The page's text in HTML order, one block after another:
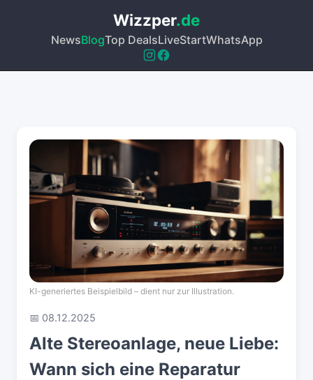
Wizzper.de
NewsBlogTop DealsLiveStartWhatsApp
KI-generiertes Beispielbild – dient nur zur Illustration.
📅 08.12.2025
Alte Stereoanlage, neue Liebe:
Wann sich eine Reparatur